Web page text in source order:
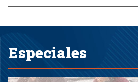
Especiales